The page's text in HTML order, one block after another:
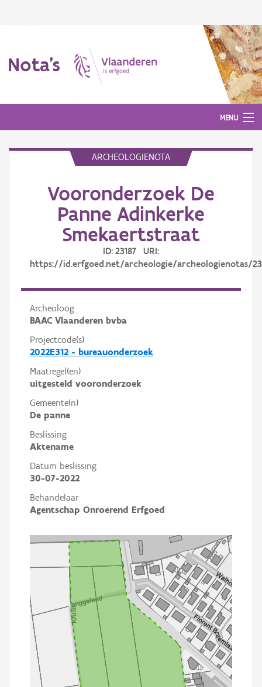
Nota's
MENU
ARCHEOLOGIENOTA
Vooronderzoek De
Panne Adinkerke
Smekaertstraat
ID: 23187 URI:
https://id.erfgoed.net/archeologie/archeologienotas/
Archeoloog
BAAC Vlaanderen bvba
Projectcode(s)
2022E312 - bureauonderzoek
Maatregel(en)
uitgesteld vooronderzoek
Gemeente(n)
De panne
Beslissing
Aktename
Datum beslissing
30-07-2022
Behandelaar
Agentschap Onroerend Erfgoed